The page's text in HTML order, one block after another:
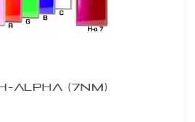
ALPHA (7NM)